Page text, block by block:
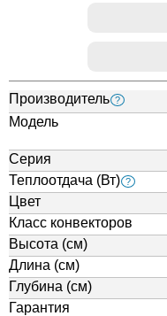
Производитель ?
Модель
Серия
Теплоотдача (Вт) ?
Цвет
Класс конвекторов
Высота (см)
Длина (см)
Глубина (см)
Гарантия